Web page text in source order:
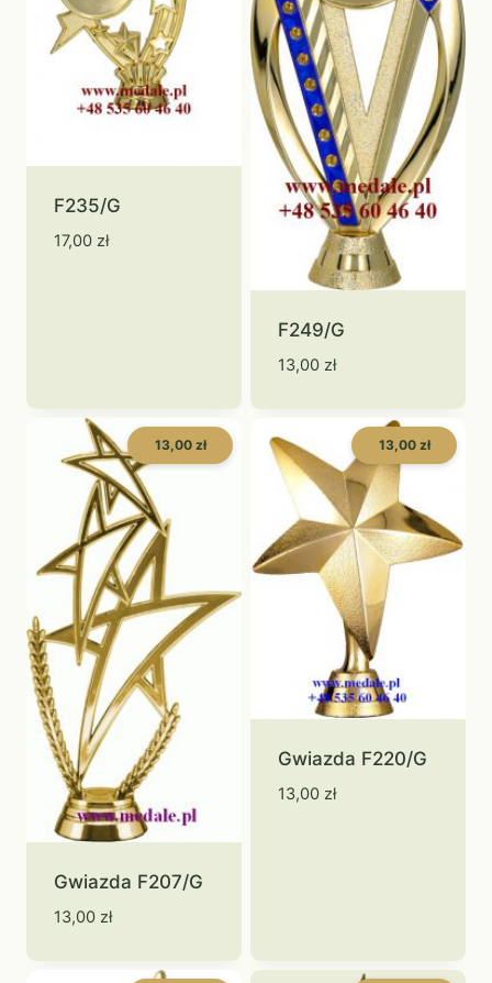
F235/G
17,00 zł
F249/G
13,00 zł
13,00 zł
Gwiazda F207/G
13,00 zł
13,00 zł
Gwiazda F220/G
13,00 zł